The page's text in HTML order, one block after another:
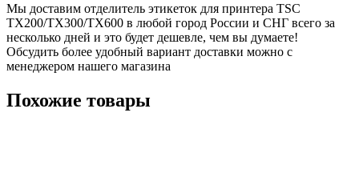
Мы доставим отделитель этикеток для принтера TSC
TX200/TX300/TX600 в любой город России и СНГ всего за
несколько дней и это будет дешевле, чем вы думаете!
Обсудить более удобный вариант доставки можно с
менеджером нашего магазина
Похожие товары